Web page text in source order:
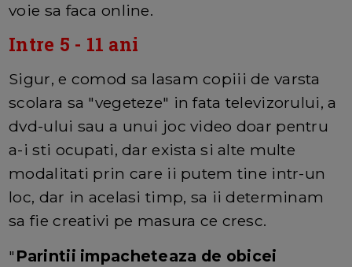
voie sa faca online.
Intre 5 - 11 ani
Sigur, e comod sa lasam copiii de varsta
scolara sa "vegeteze" in fata televizorului, a
dvd-ului sau a unui joc video doar pentru
a-i sti ocupati, dar exista si alte multe
modalitati prin care ii putem tine intr-un
loc, dar in acelasi timp, sa ii determinam
sa fie creativi pe masura ce cresc.
" Parintii impacheteaza de obicei